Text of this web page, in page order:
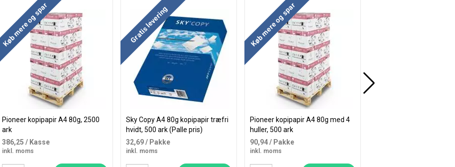
Køb mere og spar
Pioneer kopipapir A4 80g, 2500
ark
386,25 / Kasse
inkl. moms
Gratis levering
Sky Copy A4 80g kopipapir træfri
hvidt, 500 ark (Palle pris)
32,69/ Pakke
inkl. moms
Køb mere og spar
Pioneer kopipapir A4 80g med 4
huller, 500 ark
90,94/ Pakke
inkl. moms